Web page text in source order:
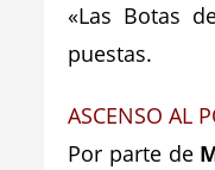
«Las Botas
puestas.
ASCENSO AL
Por parte de